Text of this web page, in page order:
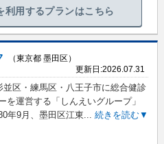
利用するプランはこちら
（東京都 墨田区）
更新日:2026.07.31
並区・練馬区・八王子市に総合健診
を運営する「しんえいグループ」
年9月、墨田区江東... 続きを読む▼